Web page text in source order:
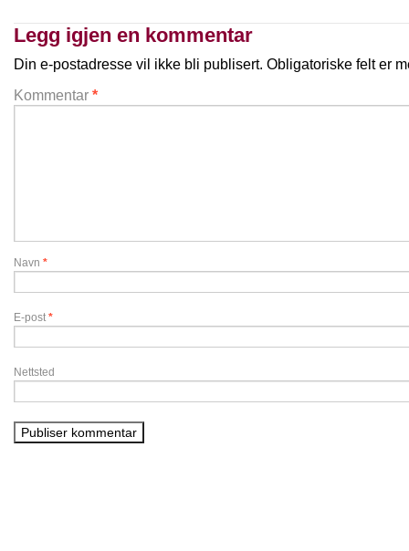
Legg igjen en kommentar
Din e-postadresse vil ikke bli publisert. Obligatoriske felt er
Kommentar *
Navn *
E-post *
Nettsted